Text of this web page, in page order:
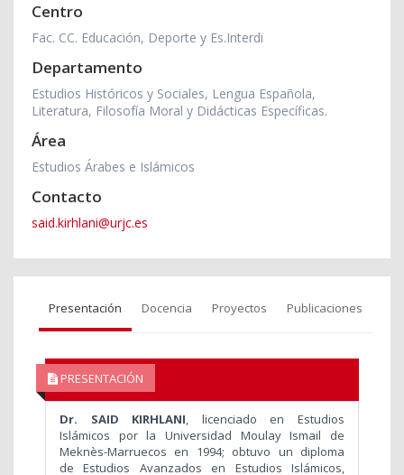
Centro
Fac. CC. Educación, Deporte y Es.Interdi
Departamento
Estudios Históricos y Sociales, Lengua Española,
Literatura, Filosofía Moral y Didácticas Específicas.
Área
Estudios Árabes e Islámicos
Contacto
said.kirhlani@urjc.es
Presentación Docencia Proyectos Publicaciones
PRESENTACIÓN
Dr. SAID KIRHLANI, licenciado en Estudios
Islámicos por la Universidad Moulay Ismail de
Meknès-Marruecos en 1994; obtuvo un diploma
de Estudios Avanzados en Estudios Islámicos,